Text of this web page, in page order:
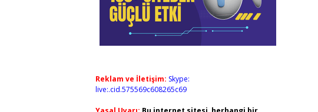
Reklam ve İletişim: Skype:
live:.cid.575569c608265c69